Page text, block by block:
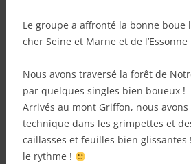
Le groupe a affronté la bonne boue
cher Seine et Marne et de l’Essonne
Nous avons traversé la forêt de
par quelques singles bien boueux !
Arrivés au mont Griffon, nous
technique dans les grimpettes et
caillasses et feuilles bien
le rythme !